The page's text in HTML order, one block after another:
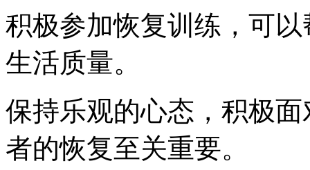
积极参加恢复训练，可
生活质量。
保持乐观的心态，积极
者的恢复至关重要。